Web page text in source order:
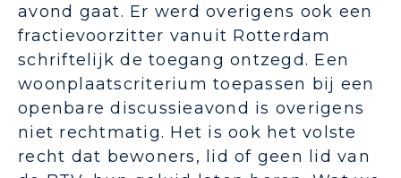
avond gaat. Er werd overigens ook een
fractievoorzitter vanuit Rotterdam
schriftelijk de toegang ontzegd. Een
woonplaatscriterium toepassen bij een
openbare discussieavond is overigens
niet rechtmatig. Het is ook het volste
recht dat bewoners, lid of geen lid van